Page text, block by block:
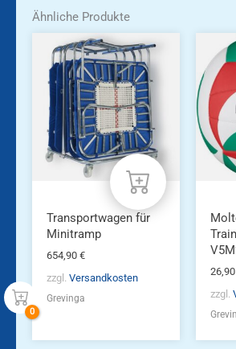
Ähnliche Produkte
Transportwagen für
Minitramp
654,90 €
zzgl. Versandkosten
Grevinga
26,90
zzgl.